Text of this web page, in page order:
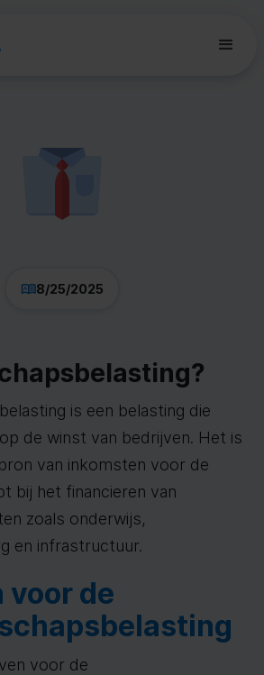
8/25/2025
is een belasting die
de winst van bedrijven. Het is
van inkomsten voor de
bij het financieren van
zoals onderwijs,
en infrastructuur.
voor de
voor de